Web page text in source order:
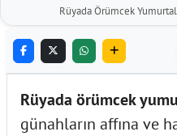
Rüyada Örümcek
Rüyada örümcek
günahların affına ve